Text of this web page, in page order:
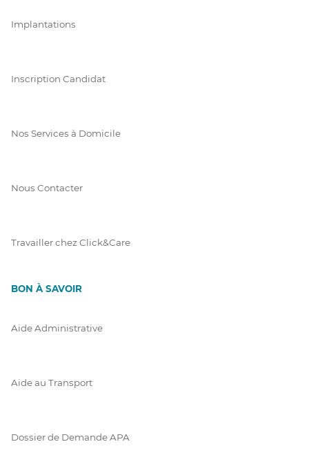
Implantations
Inscription Candidat
Nos Services à Domicile
Nous Contacter
Travailler chez Click&Care
BON À SAVOIR
Aide Administrative
Aide au Transport
Dossier de Demande APA